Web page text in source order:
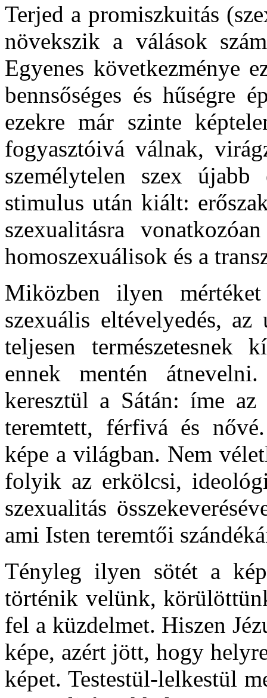
Terjed a promiszkuitás
növekszik a válások
Egyenes következménye
bennsőséges és hűségre
ezekre már szinte
fogyasztóivá válnak,
személytelen szex
stimulus után kiált:
szexualitásra
homoszexuálisok és a
Miközben ilyen
szexuális eltévelyedés,
teljesen természetesnek
ennek mentén
keresztül a Sátán: íme
teremtett, férfivá és
képe a világban. Nem
folyik az erkölcsi,
szexualitás
ami Isten teremtői
Tényleg ilyen sötét a
történik velünk,
fel a küzdelmet. Hiszen
képe, azért jött, hogy
képet. Testestül-lelkestül